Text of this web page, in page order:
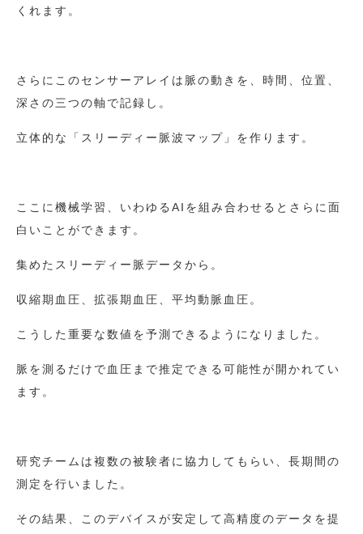
くれます。
さらにこのセンサーアレイは脈の動きを、時間、位置、
深さの三つの軸で記録し。
立体的な「スリーディー脈波マップ」を作ります。
ここに機械学習、いわゆるAIを組み合わせるとさらに面
白いことができます。
集めたスリーディー脈データから。
収縮期血圧、拡張期血圧、平均動脈血圧。
こうした重要な数値を予測できるようになりました。
脈を測るだけで血圧まで推定できる可能性が開かれてい
ます。
研究チームは複数の被験者に協力してもらい、長期間の
測定を行いました。
その結果、このデバイスが安定して高精度のデータを提